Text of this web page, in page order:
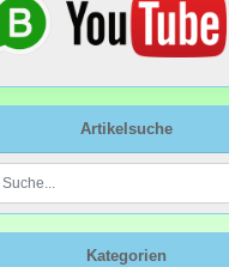
Artikelsuche
Kategorien